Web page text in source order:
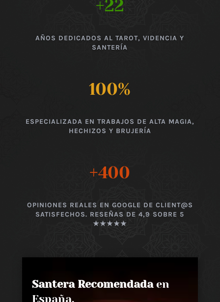
+22
AÑOS DEDICADOS AL TAROT, VIDENCIA Y
SANTERÍA
100%
ESPECIALIZADA EN TRABAJOS DE ALTA MAGIA,
HECHIZOS Y BRUJERÍA
+400
OPINIONES REALES EN GOOGLE DE CLIENT@S
SATISFECHOS. RESEÑAS DE 4,9 SOBRE 5
★★★★★
Santera Recomendadaen
España,